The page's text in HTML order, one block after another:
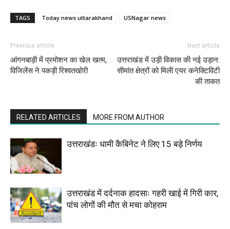
TAGS Today news uttarakhand USNagar news
Previous article
आंगनबाड़ी में प्रमोशन का खेल खत्म,
विजिलेंस ने पकड़ी रिश्वतखोरी
Next article
उत्तराखंड में उड़ी विकास की नई उड़ान:
सीमांत क्षेत्रों को मिली एयर कनेक्टिविटी
की ताकत
RELATED ARTICLES MORE FROM AUTHOR
उत्तराखंडः धामी कैबिनेट ने लिए 15 बड़े निर्णय
उत्तराखंड में दर्दनाक हादसाः गहरी खाई में गिरी कार,
पांच लोगों की मौत से मचा कोहराम